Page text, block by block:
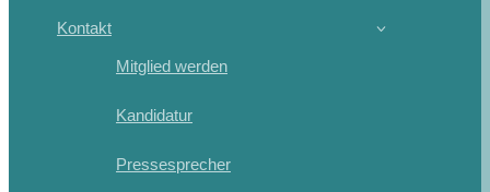
Kontakt
Mitglied werden
Kandidatur
Pressesprecher